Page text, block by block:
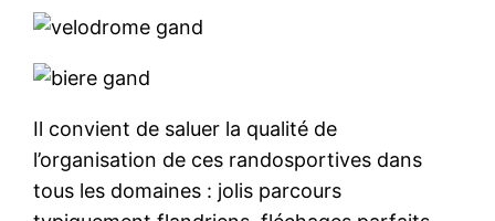
Il convient de saluer la qualité de
l’organisation de ces randosportives dans
tous les domaines : jolis parcours